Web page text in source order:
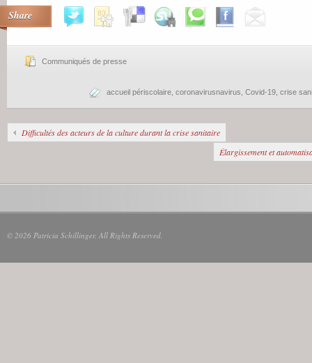
Share
Communiqués de presse
accueil périscolaire coronavirusnavirus Covid-19 crise
Difficultés des acteurs de la culture durant la crise sanitaire
Élargissement et
© 2026 Patricia Schillinger. All Rights Reserved.